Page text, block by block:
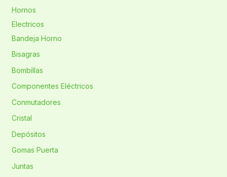
Hornos
Electricos
Bandeja Horno
Bisagras
Bombillas
Componentes Eléctricos
Conmutadores
Cristal
Depósitos
Gomas Puerta
Juntas